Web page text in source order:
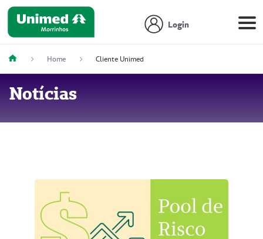
Login
Home Cliente Unimed
Notícias